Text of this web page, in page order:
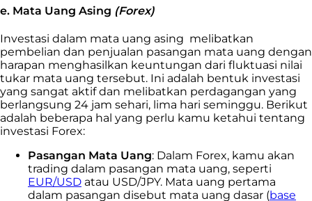
e. Mata Uang Asing (Forex)
Investasi dalam mata uang asing melibatkan
pembelian dan penjualan pasangan mata uang dengan
harapan menghasilkan keuntungan dari fluktuasi nilai
tukar mata uang tersebut. Ini adalah bentuk investasi
yang sangat aktif dan melibatkan perdagangan yang
berlangsung 24 jam sehari, lima hari seminggu. Berikut
adalah beberapa hal yang perlu kamu ketahui tentang
investasi Forex:
Pasangan Mata Uang: Dalam Forex, kamu akan
trading dalam pasangan mata uang, seperti
EUR/USD atau USD/JPY. Mata uang pertama
dalam pasangan disebut mata uang dasar (base